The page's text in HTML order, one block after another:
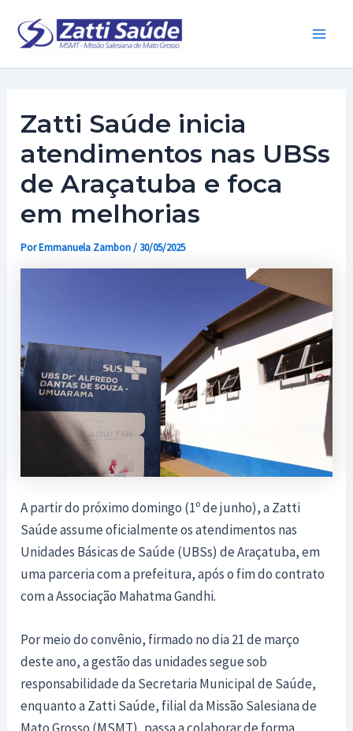
para
Zatti Saúde inicia
atendimentos nas UBSs
de Araçatuba e foca
em melhorias
PorEmmanuela Zambon/30/05/2025
A partir do próximo domingo (1º de junho), a Zatti
Saúde assume oficialmente os atendimentos nas
Unidades Básicas de Saúde (UBSs) de Araçatuba, em
uma parceria com a prefeitura, após o fim do contrato
com a Associação Mahatma Gandhi.
Por meio do convênio, firmado no dia 21 de março
deste ano, a gestão das unidades segue sob
responsabilidade da Secretaria Municipal de Saúde,
enquanto a Zatti Saúde, filial da Missão Salesiana de